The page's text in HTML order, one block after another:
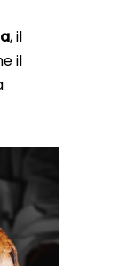
, il
il